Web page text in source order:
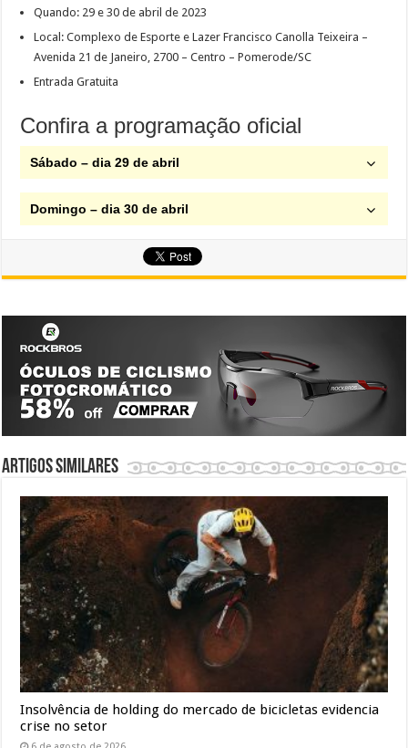
Quando: 29 e 30 de abril de 2023
Local: Complexo de Esporte e Lazer Francisco Canolla Teixeira –
Avenida 21 de Janeiro, 2700 – Centro – Pomerode/SC
Entrada Gratuita
Confira a programação oficial
Sábado – dia 29 de abril
Domingo – dia 30 de abril
Artigos similares
Insolvência de holding do mercado de bicicletas evidencia
crise no setor